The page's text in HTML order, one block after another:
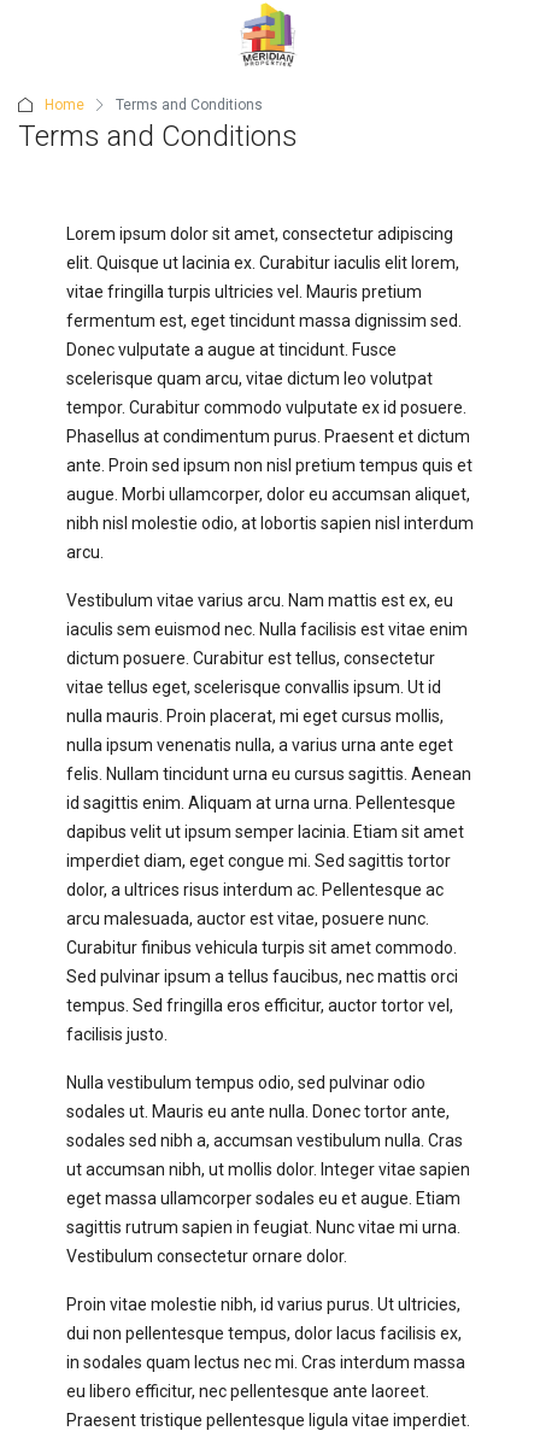
Home Terms and Conditions
Terms and Conditions
Lorem ipsum dolor sit amet, consectetur adipiscing
elit. Quisque ut lacinia ex. Curabitur iaculis elit lorem,
vitae fringilla turpis ultricies vel. Mauris pretium
fermentum est, eget tincidunt massa dignissim sed.
Donec vulputate a augue at tincidunt. Fusce
scelerisque quam arcu, vitae dictum leo volutpat
tempor. Curabitur commodo vulputate ex id posuere.
Phasellus at condimentum purus. Praesent et dictum
ante. Proin sed ipsum non nisl pretium tempus quis et
augue. Morbi ullamcorper, dolor eu accumsan aliquet,
nibh nisl molestie odio, at lobortis sapien nisl interdum
arcu.
Vestibulum vitae varius arcu. Nam mattis est ex, eu
iaculis sem euismod nec. Nulla facilisis est vitae enim
dictum posuere. Curabitur est tellus, consectetur
vitae tellus eget, scelerisque convallis ipsum. Ut id
nulla mauris. Proin placerat, mi eget cursus mollis,
nulla ipsum venenatis nulla, a varius urna ante eget
felis. Nullam tincidunt urna eu cursus sagittis. Aenean
id sagittis enim. Aliquam at urna urna. Pellentesque
dapibus velit ut ipsum semper lacinia. Etiam sit amet
imperdiet diam, eget congue mi. Sed sagittis tortor
dolor, a ultrices risus interdum ac. Pellentesque ac
arcu malesuada, auctor est vitae, posuere nunc.
Curabitur finibus vehicula turpis sit amet commodo.
Sed pulvinar ipsum a tellus faucibus, nec mattis orci
tempus. Sed fringilla eros efficitur, auctor tortor vel,
facilisis justo.
Nulla vestibulum tempus odio, sed pulvinar odio
sodales ut. Mauris eu ante nulla. Donec tortor ante,
sodales sed nibh a, accumsan vestibulum nulla. Cras
ut accumsan nibh, ut mollis dolor. Integer vitae sapien
eget massa ullamcorper sodales eu et augue. Etiam
sagittis rutrum sapien in feugiat. Nunc vitae mi urna.
Vestibulum consectetur ornare dolor.
Proin vitae molestie nibh, id varius purus. Ut ultricies,
dui non pellentesque tempus, dolor lacus facilisis ex,
in sodales quam lectus nec mi. Cras interdum massa
eu libero efficitur, nec pellentesque ante laoreet.
Praesent tristique pellentesque ligula vitae imperdiet.